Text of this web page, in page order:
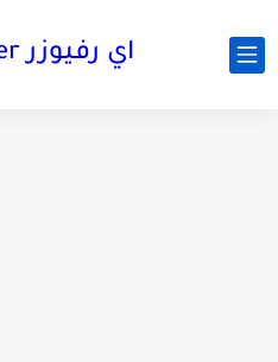
اي رفيوزر iReviewser